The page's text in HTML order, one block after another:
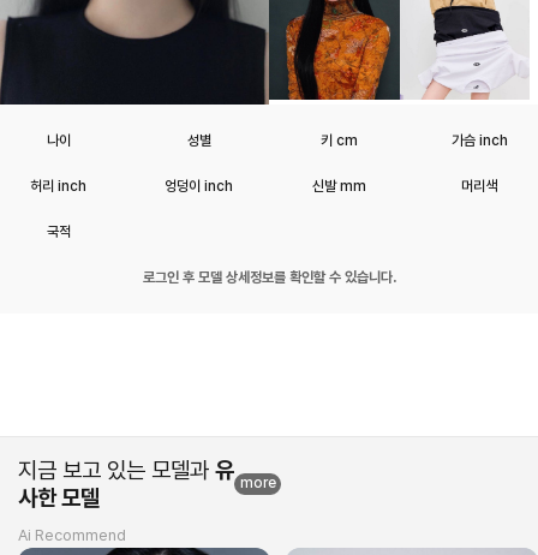
나이 성별 키 cm 가슴 inch
허리 inch 엉덩이 inch 신발 mm 머리색
국적
로그인 후 모델 상세정보를 확인할 수 있습니다.
지금 보고 있는 모델과 유
사한 모델
more
Ai Recommend